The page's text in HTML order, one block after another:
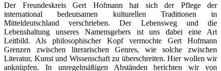
Der Freundeskreis Gert Hofmann hat sich der Pflege der
international bedeutsamen kulturellen Traditionen in
Mitteldeutschland verschrieben. Der Lebensweg und die
Lebenshaltung unseres Namensgebers ist uns dabei eine Art
Leitbild. Als philosophischer Kopf vermochte Gert Hofmann
Grenzen zwischen literarischen Genres, wie solche zwischen
Literatur, Kunst und Wissenschaft zu überschreiten. Hier wollen wir
anknüpfen. In unregelmäßigen Abständen berichten wir von